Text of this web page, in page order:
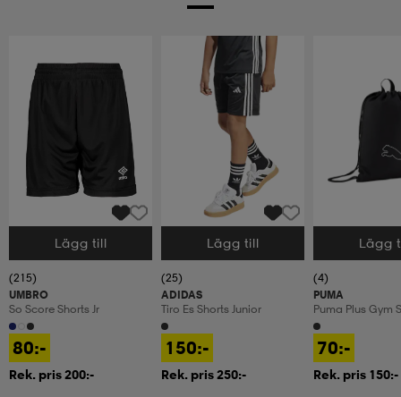
Välj storlek
Lägg till
(215)
UMBRO
So Score Shorts Jr
80:-
Rek. pris 200:-
Välj storlek
Lägg till
(25)
ADIDAS
Tiro Es Shorts Junior
150:-
Rek. pris 250:-
Välj storlek
Lägg
(4)
PUMA
Puma Plus Gym
70:-
Rek. pris 150:-